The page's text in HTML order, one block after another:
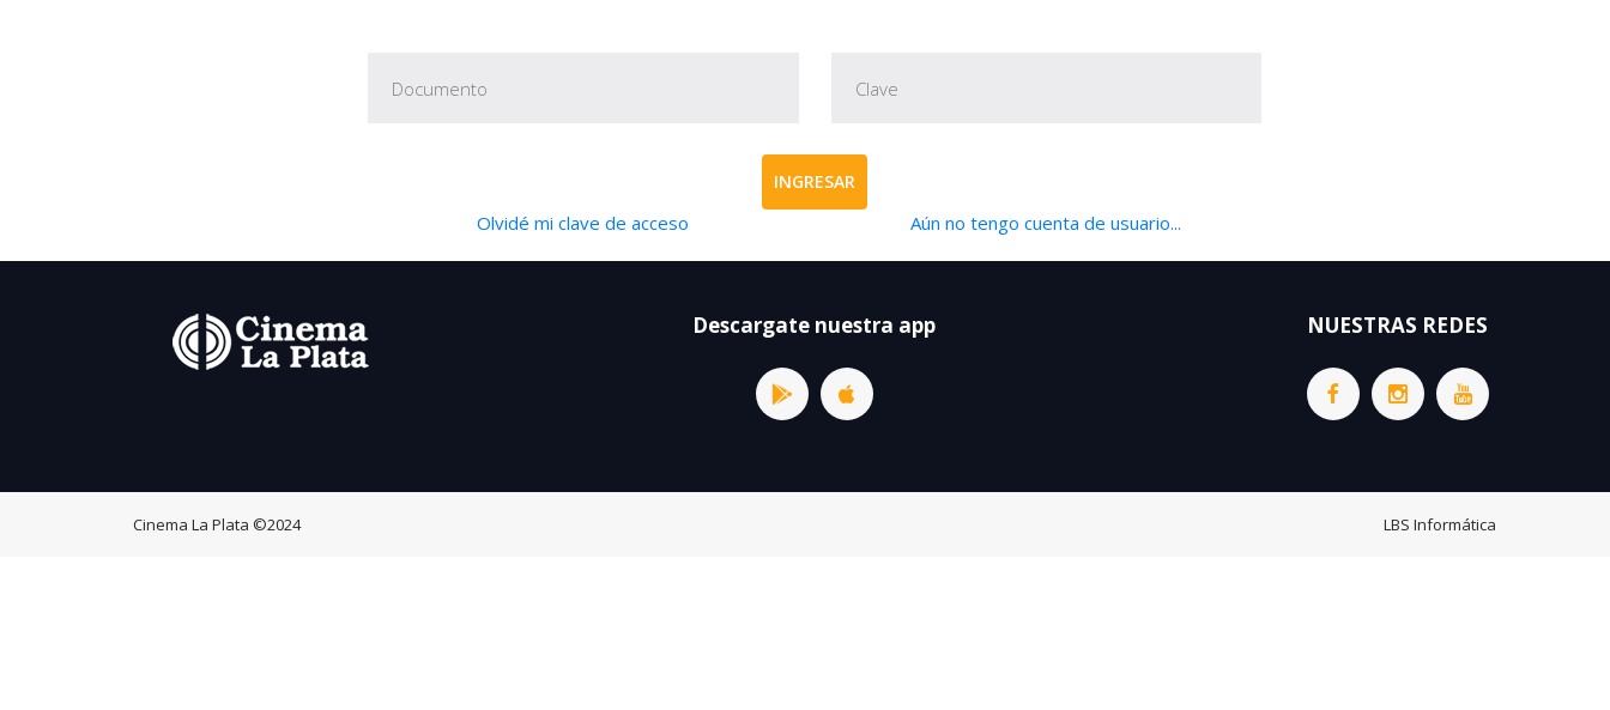
INGRESAR
Olvidé mi clave de acceso Aún no tengo cuenta de usuario...
Descargate nuestra app NUESTRAS REDES
Cinema La Plata ©2024 LBS Informática